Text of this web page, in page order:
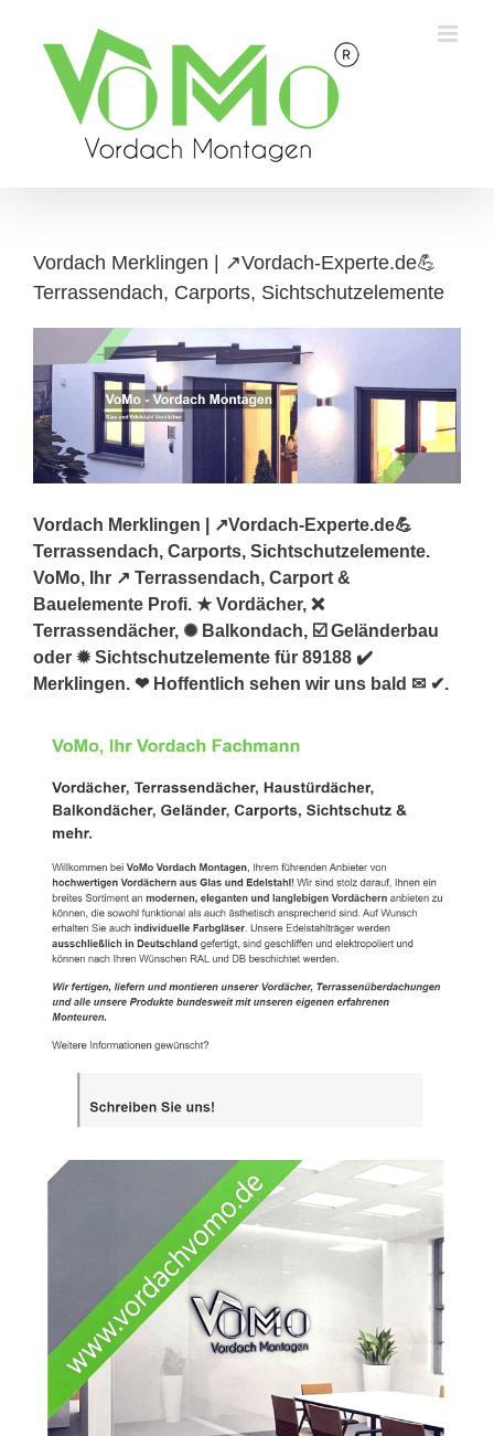
content
Vordach Merklingen | ↗️Vordach-Experte.de💪
Terrassendach, Carports, Sichtschutzelemente
Vordach Merklingen | ↗️Vordach-Experte.de💪
Terrassendach, Carports, Sichtschutzelemente.
VoMo, Ihr ↗️ Terrassendach, Carport &
Bauelemente Profi. ★ Vordächer, ❌
Terrassendächer, ✺ Balkondach, ☑️ Geländerbau
oder ✹ Sichtschutzelemente für 89188 ✔️
Merklingen. ❤ Hoffentlich sehen wir uns bald ✉ ✔.